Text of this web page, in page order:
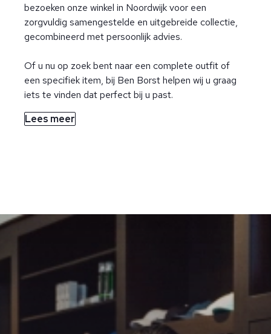
bezoeken onze winkel in Noordwijk voor een
zorgvuldig samengestelde en uitgebreide collectie,
gecombineerd met persoonlijk advies.
Of u nu op zoek bent naar een complete outfit of
een specifiek item, bij Ben Borst helpen wij u graag
iets te vinden dat perfect bij u past.
Lees meer